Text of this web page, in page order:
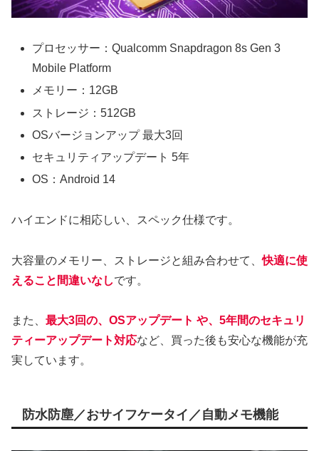
プロセッサー：Qualcomm Snapdragon 8s Gen 3
Mobile Platform
メモリー：12GB
ストレージ：512GB
OSバージョンアップ 最大3回
セキュリティアップデート 5年
OS：Android 14
ハイエンドに相応しい、スペック仕様です。
大容量のメモリー、ストレージと組み合わせて、快適に使
えること間違いなしです。
また、 最大3回の、OSアップデート や、 5年間のセキュリ
ティーアップデート対応など、買った後も安心な機能が充
実しています。
防水防塵／おサイフケータイ／自動メモ機能